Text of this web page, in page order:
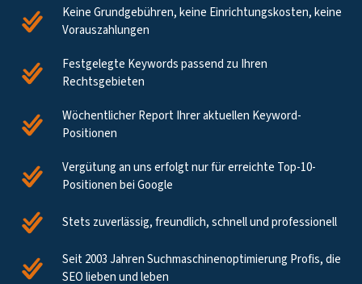
Keine Grundgebühren, keine Einrichtungskosten, keine
Vorauszahlungen
Festgelegte Keywords passend zu Ihren
Rechtsgebieten
Wöchentlicher Report Ihrer aktuellen Keyword-
Positionen
Vergütung an uns erfolgt nur für erreichte Top-10-
Positionen bei Google
Stets zuverlässig, freundlich, schnell und professionell
Seit 2003 Jahren Suchmaschinenoptimierung Profis, die
SEO lieben und leben